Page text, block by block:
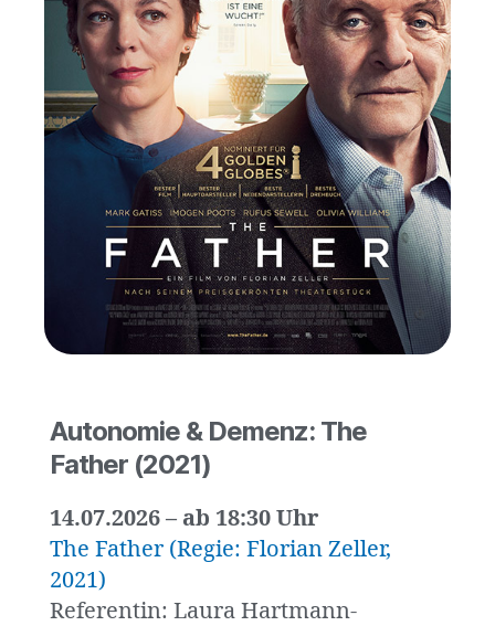
Autonomie & Demenz: The
Father (2021)
14.07.2026 – ab 18:30 Uhr
The Father (Regie: Florian Zeller,
2021)
Referentin: Laura Hartmann-